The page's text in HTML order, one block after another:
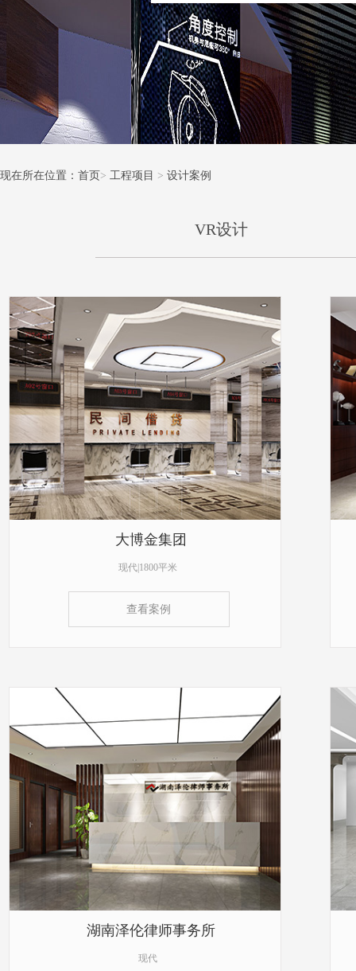
现在所在位置：首页> 工程项目 > 设计案例
VR设计
大博金集团
现代|1800平米
查看案例
湖南泽伦律师事务所
现代